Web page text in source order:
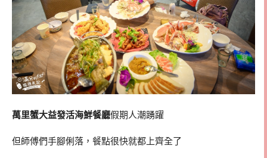
萬里蟹大益發活海鮮餐廳假期人潮踴躍
但師傅們手腳俐落，餐點很快就都上齊全了